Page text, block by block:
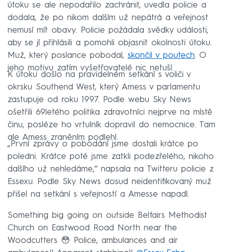
útoku se ale nepodařilo zachránit, uvedla policie a
dodala, že po nikom dalším už nepátrá a veřejnost
nemusí mít obavy. Policie požádala svědky události,
aby se jí přihlásili a pomohli objasnit okolnosti útoku.
Muž, který poslance pobodal, skončil v poutech. O
jeho motivu zatím vyšetřovatelé nic netuší.
K útoku došlo na pravidelném setkání s voliči v
okrsku Southend West, který Amess v parlamentu
zastupuje od roku 1997. Podle webu Sky News
ošetřili 69letého politika zdravotníci nejprve na místě
činu, posléze ho vrtulník dopravil do nemocnice. Tam
ale Amess zraněním podlehl.
„První zprávy o pobodání jsme dostali krátce po
poledni. Krátce poté jsme zatkli podezřelého, nikoho
dalšího už nehledáme,“ napsala na Twitteru policie z
Essexu. Podle Sky News dosud neidentifikovaný muž
přišel na setkání s veřejností a Amesse napadl.
Something big going on outside Belfairs Methodist
Church on Eastwood Road North near the
Woodcutters 😳 Police, ambulances and air